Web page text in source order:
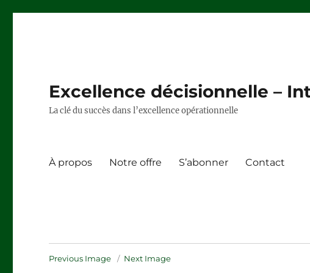
Excellence décisionnelle –
La clé du succès dans l’excellence opérationnelle
À propos Notre offre S’abonner Contact
Previous Image Next Image